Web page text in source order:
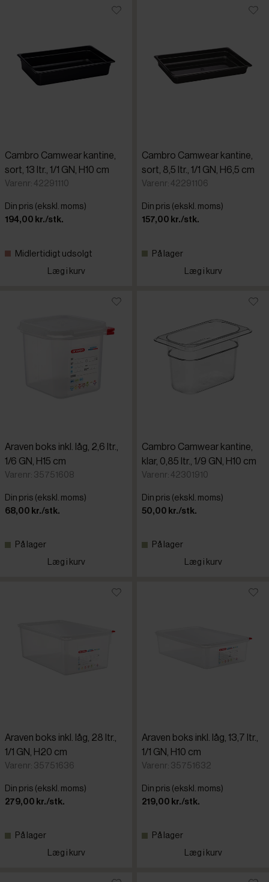
Cambro Camwear kantine,
sort, 13 ltr., 1/1 GN, H10 cm
Varenr: 42291110
Din pris (ekskl. moms)
194,00 kr./stk.
Midlertidigt udsolgt
Læg i kurv
Cambro Camwear kantine,
sort, 8,5 ltr., 1/1 GN, H6,5 cm
Varenr: 42291106
Din pris (ekskl. moms)
157,00 kr./stk.
På lager
Læg i kurv
Araven boks inkl. låg, 2,6 ltr.,
1/6 GN, H15 cm
Varenr: 35751608
Din pris (ekskl. moms)
68,00 kr./stk.
På lager
Læg i kurv
Cambro Camwear kantine,
klar, 0,85 ltr., 1/9 GN, H10 cm
Varenr: 42301910
Din pris (ekskl. moms)
50,00 kr./stk.
På lager
Læg i kurv
Araven boks inkl. låg, 28 ltr.,
1/1 GN, H20 cm
Varenr: 35751636
Din pris (ekskl. moms)
279,00 kr./stk.
På lager
Læg i kurv
Araven boks inkl. låg, 13,7 ltr.,
1/1 GN, H10 cm
Varenr: 35751632
Din pris (ekskl. moms)
219,00 kr./stk.
På lager
Læg i kurv